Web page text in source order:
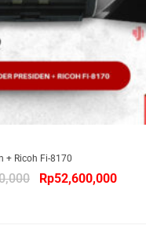
+ Ricoh Fi-8170
Rp52,600,000